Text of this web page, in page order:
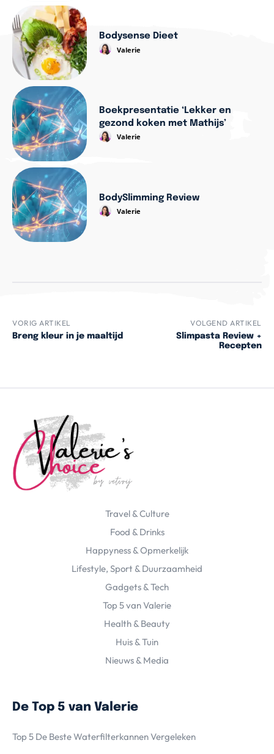
Bodysense Dieet
Valerie
Boekpresentatie ‘Lekker en
gezond koken met Mathijs’
Valerie
BodySlimming Review
Valerie
VORIG ARTIKEL
Breng kleur in je maaltijd
VOLGEND ARTIKEL
Slimpasta Review +
Recepten
Travel & Culture
Food & Drinks
Happyness & Opmerkelijk
Lifestyle, Sport & Duurzaamheid
Gadgets & Tech
Top 5 van Valerie
Health & Beauty
Huis & Tuin
Nieuws & Media
De Top 5 van Valerie
Top 5 De Beste Waterfilterkannen Vergeleken